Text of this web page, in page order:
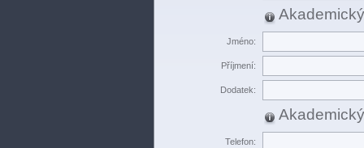
Jméno:
Příjmení:
Dodatek:
Telefon: